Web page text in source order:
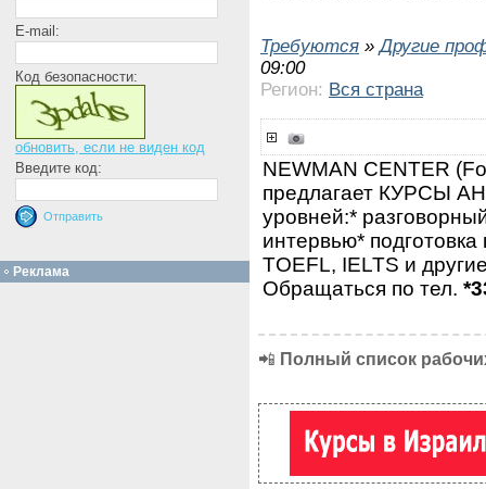
Требуются »Другие
09:00
Регион: Вся страна
NEWMAN CENTER
предлагает КУРСЫ
уровней:*
интервью* подготовка
TOEFL, IELTS и
Обращаться по тел.
📲 Полный список
E-mail:
Код безопасности:
обновить, если не виден код
Введите код:
Реклама